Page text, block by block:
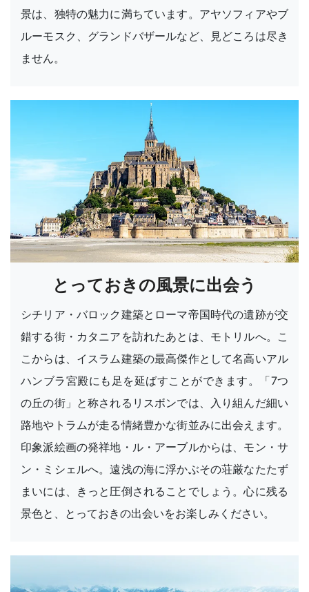
景は、独特の魅力に満ちています。アヤソフィアやブ
ルーモスク、グランドバザールなど、見どころは尽き
ません。
とっておきの風景に出会う
シチリア・バロック建築とローマ帝国時代の遺跡が交
錯する街・カタニアを訪れたあとは、モトリルへ。こ
こからは、イスラム建築の最高傑作として名高いアル
ハンブラ宮殿にも足を延ばすことができます。「7つ
の丘の街」と称されるリスボンでは、入り組んだ細い
路地やトラムが走る情緒豊かな街並みに出会えます。
印象派絵画の発祥地・ル・アーブルからは、モン・サ
ン・ミシェルへ。遠浅の海に浮かぶその荘厳なたたず
まいには、きっと圧倒されることでしょう。心に残る
景色と、とっておきの出会いをお楽しみください。